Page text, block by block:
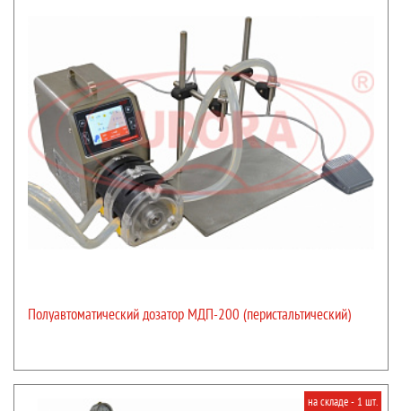
Полуавтоматический дозатор МДП-200 (перистальтический)
на складе - 1 шт.